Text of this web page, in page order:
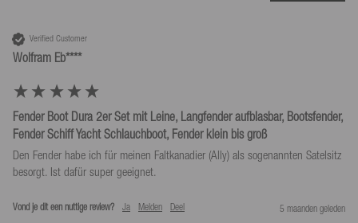
Verified Customer
Wolfram Eb****
Fender Boot Dura 2er Set mit Leine, Langfender aufblasbar, Bootsfender,
Fender Schiff Yacht Schlauchboot, Fender klein bis groß
Den Fender habe ich für meinen Faltkanadier (Ally) als sogenannten Satelsitz
besorgt. Ist dafür super geeignet.
Vond je dit een nuttige review? Ja Melden Deel 5 maanden geleden